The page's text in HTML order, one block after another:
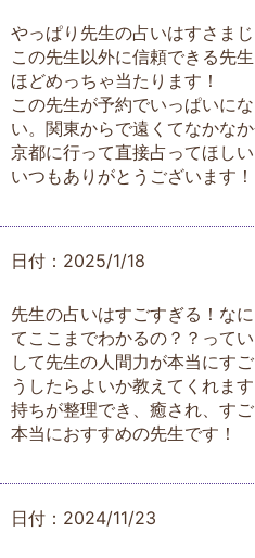
やっぱり先生の占いはすさま
この先生以外に信頼できる先
ほどめっちゃ当たります！
この先生が予約でいっぱいに
い。関東からで遠くてなかな
京都に行って直接占ってほし
いつもありがとうございます！
日付：2025/1/18
先生の占いはすごすぎる！な
てここまでわかるの？？って
して先生の人間力が本当にす
うしたらよいか教えてくれま
持ちが整理でき、癒され、すご
本当におすすめの先生です！
日付：2024/11/23